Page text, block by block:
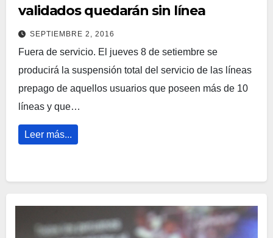
validados quedarán sin línea
SEPTIEMBRE 2, 2016
Fuera de servicio. El jueves 8 de setiembre se
producirá la suspensión total del servicio de las líneas
prepago de aquellos usuarios que poseen más de 10
líneas y que…
Leer más...